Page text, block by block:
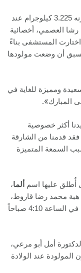
ويُعد المولود الطفل الثالث للعائلة، وقد بلغ وزنه 3.225 كيلوجرام عند
رشا العصمي، أخصائية
المستشفى بناءً
سبق أن وضعت مولودها
ومميزة للغاية في
المبارك».
أكثر خصوصية
فقد قدمنا من الشارقة
السمعة المتميزة
أُطلق عليها اسم ألما،
هبة محمد رضا قاروط،
ربة منزل، وموسى أبو موسى، مهندس، وذلك في الساعة 4:10 صباحاً
أمل أبو مرعي،
المولودة عند الولادة